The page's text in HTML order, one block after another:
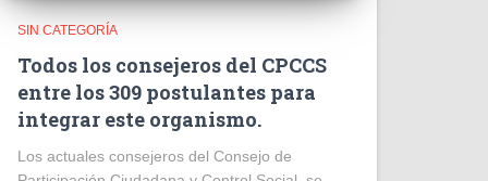
SIN CATEGORÍA
Todos los consejeros del CPCCS
entre los 309 postulantes para
integrar este organismo.
Los actuales consejeros del Consejo de